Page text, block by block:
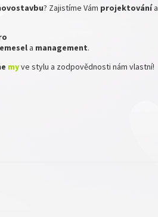
? Zajistíme Vám projektovánía
a management.
myve stylu a zodpovědnosti nám vlastní!